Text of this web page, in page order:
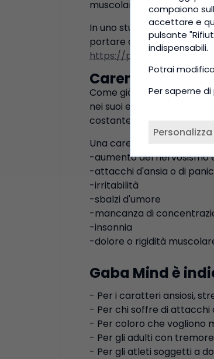
muscolare, ridurre il
In uno studio controllato
portare ad un aumento
https://
Carenza di Gaba
Come già detto, il GABA
nei suoi effetti, ma per il
costante mette a dura
Una carenza di Gaba
-aumento del nervosismo
-attacchi d'ansia o di
-irritabilità
-sbalzi d'umore
-mancanza di
-insonnia
-dolore o rigidità
Gaba Mind è
- Per i caratteri ansiosi,
- Per chi soffre di attacchi
- Per coloro che vogliono
- Per gli adulti con
- Per gli atleti soggetti a
compaiono
accettare e
pulsante
indispensabili.
Potrai
Per saperne